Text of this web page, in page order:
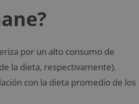
por un alto consumo de
la dieta, respectivamente).
con la dieta promedio de los